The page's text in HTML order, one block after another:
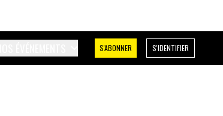
S'ABONNER S'IDENTIFIER